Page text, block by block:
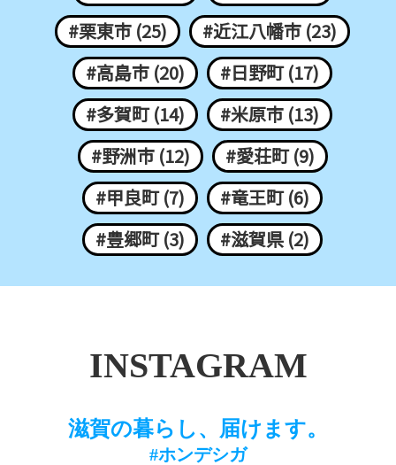
#栗東市 (25)
#近江八幡市 (23)
#高島市 (20)
#日野町 (17)
#多賀町 (14)
#米原市 (13)
#野洲市 (12)
#愛荘町 (9)
#甲良町 (7)
#竜王町 (6)
#豊郷町 (3)
#滋賀県 (2)
INSTAGRAM
滋賀の暮らし、届けます。
#ホンデシガ